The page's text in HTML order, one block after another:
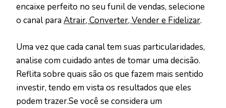
encaixe perfeito no seu funil de vendas, selecione
o canal paraAtrair, Converter, Vender e Fidelizar.
Uma vez que cada canal tem suas particularidades,
analise com cuidado antes de tomar uma decisão.
Reflita sobre quais são os que fazem mais sentido
investir, tendo em vista os resultados que eles
podem trazer.Se você se considera um